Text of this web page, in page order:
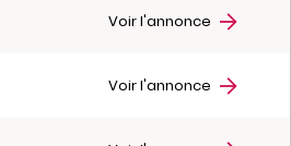
Voir l'annonce
Voir l'annonce